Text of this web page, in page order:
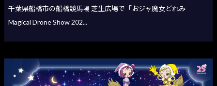
千葉県船橋市の船橋競馬場 芝生広場で「おジャ魔女どれみ
Magical Drone Show 202...